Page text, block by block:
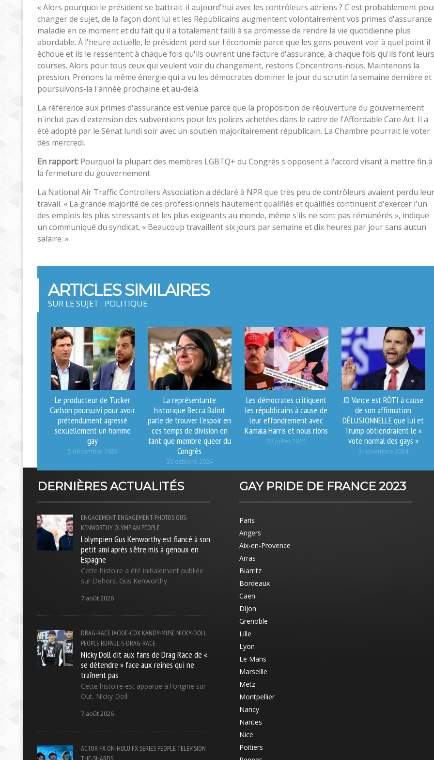
« Alors pourquoi le président se battrait-il aujourd'hui avec les contrôleurs aériens ? C'est probablement
changer de sujet, de la façon dont lui et les Républicains augmentent volontairement vos primes d'assurance
maladie en ce moment et du fait qu'il a totalement failli à sa promesse de rendre la vie quotidienne plus
abordable. À l'heure actuelle, le président perd sur l'économie parce que les gens peuvent voir à quel point il
échoue et ils le ressentent à chaque fois qu'ils ouvrent une facture d'assurance, à chaque fois qu'ils font leurs
courses. Alors pour tous ceux qui veulent voir du changement, restons Concentrons-nous. Maintenons la
pression. Prenons la même énergie qui a vu les démocrates dominer le jour du scrutin la semaine dernière et
poursuivons-la l'année prochaine et au-delà.
La référence aux primes d'assurance est venue parce que la proposition de réouverture du gouvernement
n'inclut pas d'extension des subventions pour les polices achetées dans le cadre de l'Affordable Care Act. Il a
été adopté par le Sénat lundi soir avec un soutien majoritairement républicain. La Chambre pourrait le voter
dès mercredi.
En rapport: Pourquoi la plupart des membres LGBTQ+ du Congrès s'opposent à l'accord visant à mettre fin à
la fermeture du gouvernement
La National Air Traffic Controllers Association a déclaré à NPR que très peu de contrôleurs avaient perdu leur
travail. « La grande majorité de ces professionnels hautement qualifiés et qualifiés continuent d'exercer l'un
des emplois les plus stressants et les plus exigeants au monde, même s'ils ne sont pas rémunérés », indique
un communiqué du syndicat. « Beaucoup travaillent six jours par semaine et dix heures par jour sans aucun
salaire. »
ARTICLES SIMILAIRES
SUR LE SUJET : POLITIQUE
Le producteur de Tucker
Carlson poursuivi pour avoir
prétendument agressé
sexuellement un homme
gay
5 décembre 2023
La représentante
historique Becca Balint
parle de trouver l'espoir en
ces temps de division en
tant que membre queer du
Congrès
20 octobre 2024
Les démocrates critiquent
les républicains à cause de
leur effondrement avec
Kamala Harris et nous rions
23 juillet 2024
JD Vance est RÔTI à cause
de son affirmation
DÉLUSIONNELLE que lui et
Trump obtiendraient le «
vote normal des gays »
3 novembre 2024
DERNIÈRES ACTUALITÉS
ENGAGEMENT ENGAGEMENT-PHOTOS GUS-
KENWORTHY OLYMPIAN PEOPLE
L'olympien Gus Kenworthy est fiancé à son
petit ami après s'être mis à genoux en
Espagne
Cette histoire a été initialement publiée
sur Dehors. Gus Kenworthy
7 août 2026
DRAG-RACEJACKIE-COX KANDY-MUSE NICKY-DOLL
PEOPLE RUPAUL-S-DRAG-RACE
Nicky Doll dit aux fans de Drag Race de «
se détendre » face aux reines qui ne
traînent pas
Cette histoire est apparue à l'origine sur
Out. Nicky Doll
7 août 2026
ACTOR FX-ON-HULU FX-SERIES PEOPLETELEVISION
GAY PRIDE DE FRANCE 2023
Paris
Angers
Aix-en-Provence
Arras
Biarritz
Bordeaux
Caen
Dijon
Grenoble
Lille
Lyon
Le Mans
Marseille
Metz
Montpellier
Nancy
Nantes
Nice
Poitiers